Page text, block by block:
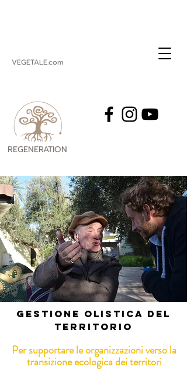
VEGETALE.com
REGENERATION
Gestione olistica del
territorio
Per supportare le organizzazioni verso la
transizione ecologica dei territori